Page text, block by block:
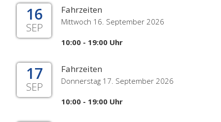
16
SEP
Fahrzeiten
Mittwoch 16. September 2026
10:00 - 19:00 Uhr
17
SEP
Fahrzeiten
Donnerstag 17. September 2026
10:00 - 19:00 Uhr